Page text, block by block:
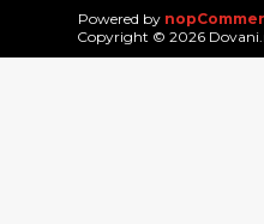
Powered by
Copyright © 2026